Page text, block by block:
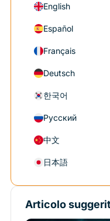
English
Español
Français
Deutsch
한국어
Русский
中文
日本語
Articolo